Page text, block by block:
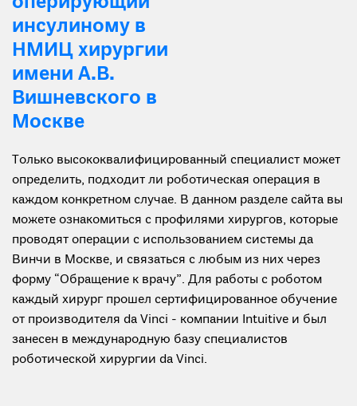
инсулиному в
НМИЦ хирургии
имени А.В.
Вишневского в
Москве
Только высококвалифицированный специалист может
определить, подходит ли роботическая операция в
каждом конкретном случае. В данном разделе сайта вы
можете ознакомиться с профилями хирургов, которые
проводят операции с использованием системы да
Винчи в Москве, и связаться с любым из них через
форму “Обращение к врачу”. Для работы с роботом
каждый хирург прошел сертифицированное обучение
от производителя da Vinci - компании Intuitive и был
занесен в международную базу специалистов
роботической хирургии da Vinci.